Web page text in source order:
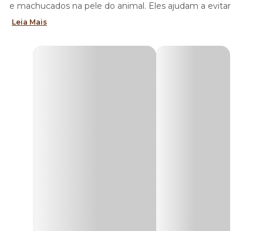
e machucados na pele do animal. Eles ajudam a evitar
infecções bacterianas em ferimentos abertos, cortes
Tipos de cicatrizantes para gatos
Leia Mais